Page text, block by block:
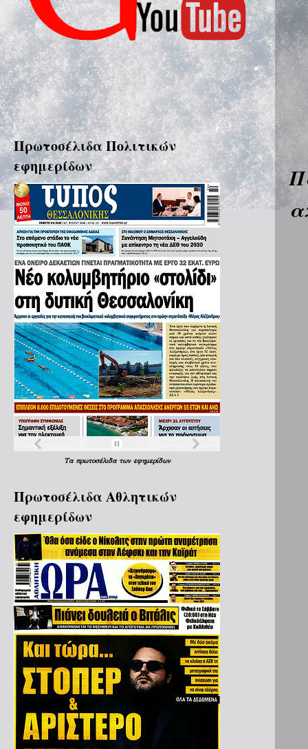
Πρωτοσέλιδα Πολιτικών
εφημερίδων
Τα πρωτοσέλιδα των εφημερίδων
Πρωτοσέλιδα Aθλητικών
εφημερίδων